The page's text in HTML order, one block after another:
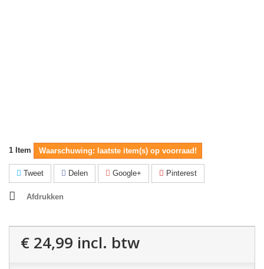
1 Item Waarschuwing: laatste item(s) op voorraad!
Tweet Delen Google+ Pinterest
Afdrukken
€ 24,99 incl. btw